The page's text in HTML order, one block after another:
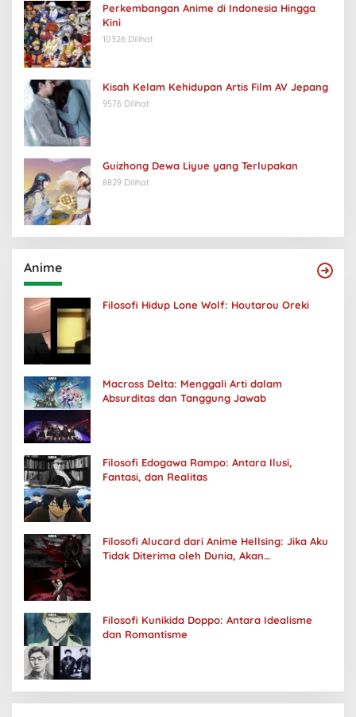
Perkembangan Anime di Indonesia Hingga
Kini
10326 Dilihat
Kisah Kelam Kehidupan Artis Film AV Jepang
9576 Dilihat
Guizhong Dewa Liyue yang Terlupakan
8829 Dilihat
Anime
Filosofi Hidup Lone Wolf: Houtarou Oreki
Macross Delta: Menggali Arti dalam
Absurditas dan Tanggung Jawab
Filosofi Edogawa Rampo: Antara Ilusi,
Fantasi, dan Realitas
Filosofi Alucard dari Anime Hellsing: Jika Aku
Tidak Diterima oleh Dunia, Akan
Filosofi Kunikida Doppo: Antara Idealisme
dan Romantisme